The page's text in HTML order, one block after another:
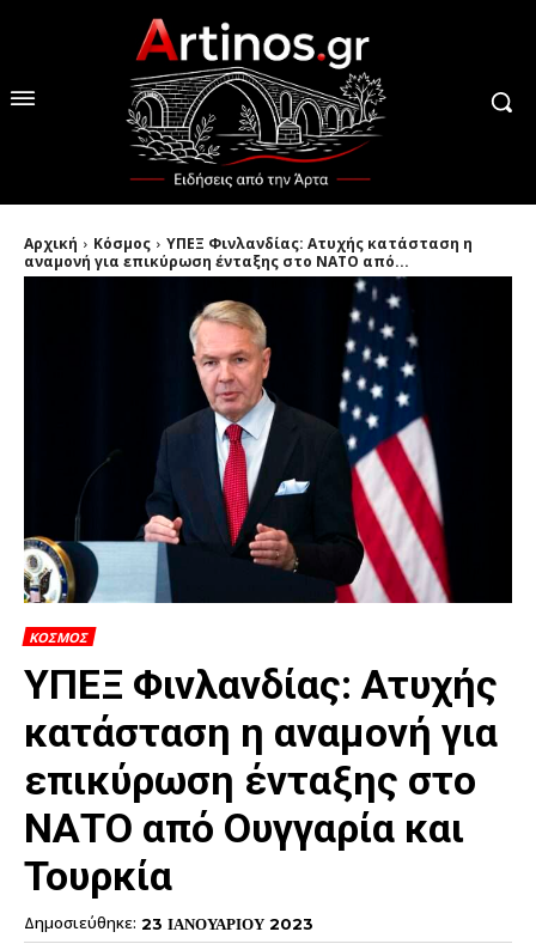
Αρχική Κόσμος
ΥΠΕΞ Φινλανδίας: Ατυχής κατάσταση η
αναμονή για επικύρωση ένταξης στο ΝΑΤΟ από...
ΚΟΣΜΟΣ
ΥΠΕΞ Φινλανδίας: Ατυχής
κατάσταση η αναμονή για
επικύρωση ένταξης στο
ΝΑΤΟ από Ουγγαρία και
Τουρκία
Δημοσιεύθηκε: 23 ΙΑΝΟΥΑΡΙΟΥ 2023